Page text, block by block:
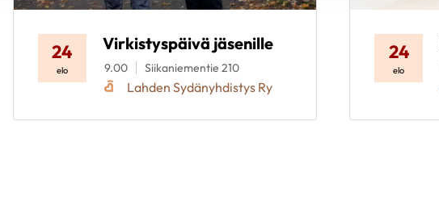
24
elo
Virkistyspäivä jäsenille
9.00 Siikaniementie 210
Lahden Sydänyhdistys Ry
24
elo